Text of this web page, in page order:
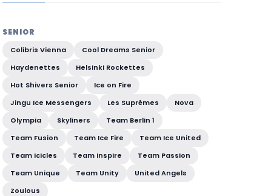
SENIOR
Colibris Vienna
Cool Dreams Senior
Haydenettes
Helsinki Rockettes
Hot Shivers Senior
Ice on Fire
Jingu Ice Messengers
Les Suprêmes
Nova
Olympia
Skyliners
Team Berlin 1
Team Fusion
Team Ice Fire
Team Ice United
Team Icicles
Team Inspire
Team Passion
Team Unique
Team Unity
United Angels
Zoulous